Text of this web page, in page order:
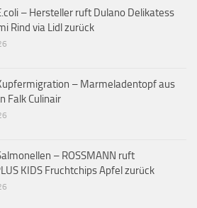
– Hersteller ruft Dulano Delikatess
Rind via Lidl zurück
– Marmeladentopf aus
Falk Culinair
– ROSSMANN ruft
KIDS Fruchtchips Apfel zurück